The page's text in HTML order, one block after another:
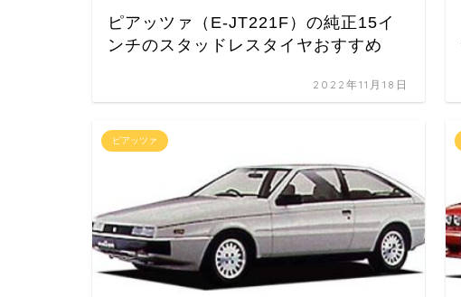
ピアッツァ（E-JT221F）の純正15イ
ンチのスタッドレスタイヤおすすめ
2022年11月18日
ピアッツァ